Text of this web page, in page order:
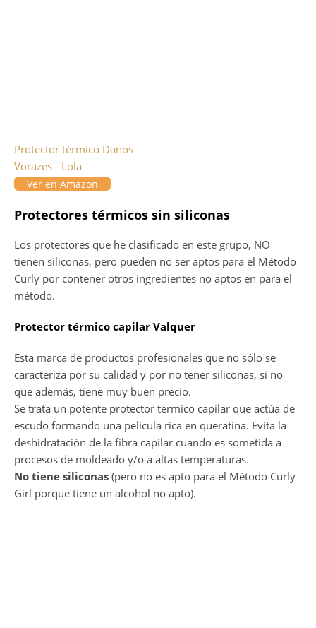
Protector térmico Danos
Vorazes - Lola
Ver en Amazon
Protectores térmicos sin siliconas
Los protectores que he clasificado en este grupo, NO
tienen siliconas, pero pueden no ser aptos para el Método
Curly por contener otros ingredientes no aptos en para el
método.
Protector térmico capilar Valquer
Esta marca de productos profesionales que no sólo se
caracteriza por su calidad y por no tener siliconas, si no
que además, tiene muy buen precio.
Se trata un potente protector térmico capilar que actúa de
escudo formando una película rica en queratina. Evita la
deshidratación de la fibra capilar cuando es sometida a
procesos de moldeado y/o a altas temperaturas.
No tiene siliconas (pero no es apto para el Método Curly
Girl porque tiene un alcohol no apto).